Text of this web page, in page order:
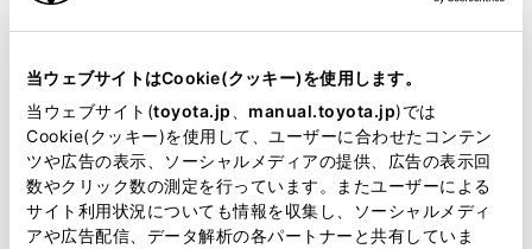
当ウェブサイトはCookie(クッキー)を使用します。
当ウェブサイト(toyota.jp manual.toyota.jp)では
Cookie(クッキー)を使用して、ユーザーに合わせたコンテン
ツや広告の表示、ソーシャルメディアの提供、広告の表示回
数やクリック数の測定を行っています。またユーザーによる
サイト利用状況についても情報を収集し、ソーシャルメディ
アや広告配信、データ解析の各パートナーと共有していま
この販売店のウェブサイトはこちら